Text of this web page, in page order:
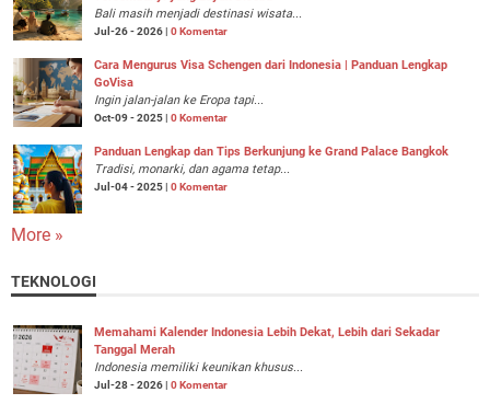
Bali masih menjadi destinasi wisata...
Jul-26 - 2026 | 0 Komentar
Cara Mengurus Visa Schengen dari Indonesia | Panduan Lengkap
GoVisa
Ingin jalan-jalan ke Eropa tapi...
Oct-09 - 2025 | 0 Komentar
Panduan Lengkap dan Tips Berkunjung ke Grand Palace Bangkok
Tradisi, monarki, dan agama tetap...
Jul-04 - 2025 | 0 Komentar
More »
TEKNOLOGI
Memahami Kalender Indonesia Lebih Dekat, Lebih dari Sekadar
Tanggal Merah
Indonesia memiliki keunikan khusus...
Jul-28 - 2026 | 0 Komentar